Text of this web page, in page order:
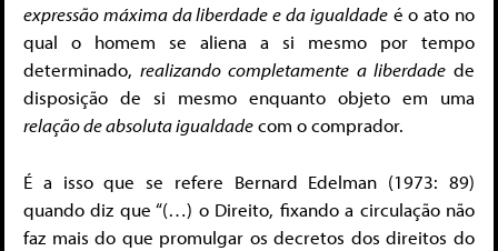
expressão máxima da liberdade e da igualdadeé o ato no
qual o homem se aliena a si mesmo por tempo
determinado,realizando completamente a liberdadede
disposição de si mesmo enquanto objeto em uma
relação de absoluta igualdadecom o comprador.
É a isso que se refere Bernard Edelman (1973: 89)
quando diz que “(…) o Direito, fixando a circulação não
faz mais do que promulgar os decretos dos direitos do